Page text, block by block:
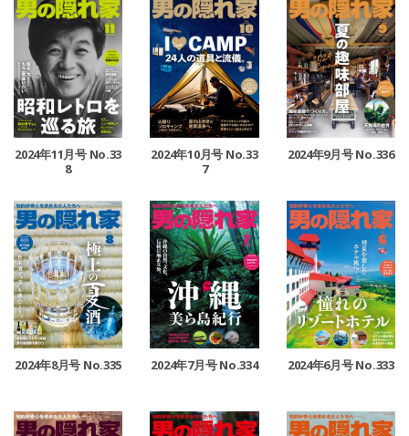
2024年11月号 No.33
8
2024年10月号 No.33
7
2024年9月号 No.336
2024年8月号 No.335 2024年7月号 No.334 2024年6月号 No.333